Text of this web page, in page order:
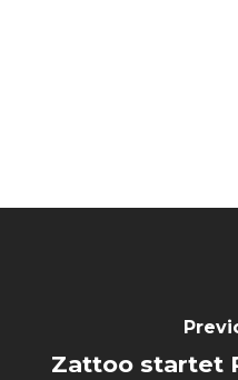
Zattoo startet